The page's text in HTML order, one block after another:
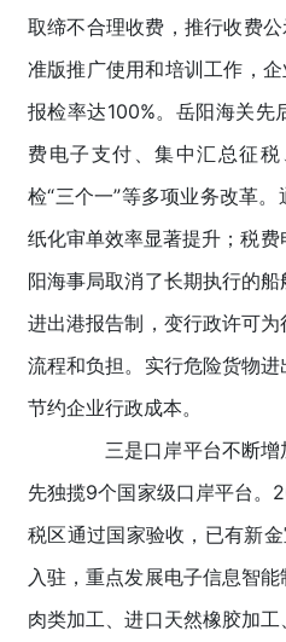
取缔不合理收费，推行收费
准版推广使用和培训工作，
报检率达100%。岳阳海关先
费电子支付、集中汇总征
检“三个一”等多项业务改革
纸化审单效率显著提升；税
阳海事局取消了长期执行的
进出港报告制，变行政许可
流程和负担。实行危险货物进
节约企业行政成本。
三是口岸平台不断增
先独揽9个国家级口岸平台。
税区通过国家验收，已有新
入驻，重点发展电子信息智
肉类加工、进口天然橡胶加